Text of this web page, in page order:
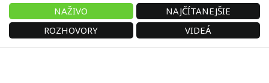
NAŽIVO
NAJČÍTANEJŠIE
ROZHOVORY
VIDEÁ